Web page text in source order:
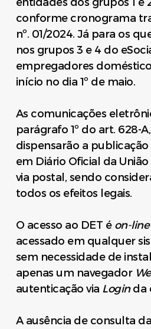
conforme cronograma
nº. 01/2024. Já para os
nos grupos 3 e 4 do
empregadores
início no dia 1º de maio.
As comunicações
parágrafo 1º do art. 628-
dispensarão a
em Diário Oficial da
via postal, sendo
todos os efeitos legais.
O acesso ao DET é on-line
acessado em qualquer
sem necessidade de
apenas um navegador
autenticação via Loginda
A ausência de consulta